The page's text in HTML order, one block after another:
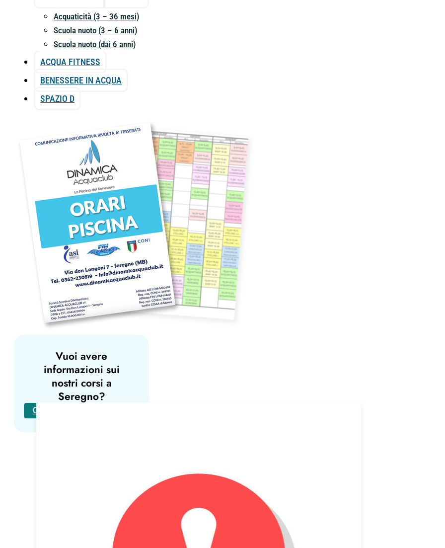
Acquaticità (3 – 36 mesi)
Scuola nuoto (3 – 6 anni)
Scuola nuoto (dai 6 anni)
ACQUA FITNESS
BENESSERE IN ACQUA
SPAZIO D
Vuoi avere
informazioni sui
nostri corsi a
Seregno?
CONTATTACI